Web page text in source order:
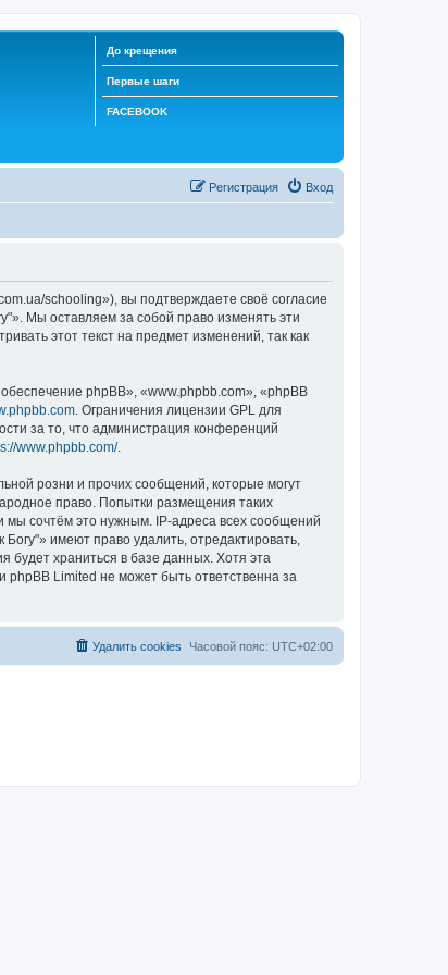
До крещения
Первые шаги
FACEBOOK
Вход
Регистрация
schooling»), вы подтверждаете своё согласие
Мы оставляем за собой право изменять эти
этот текст на предмет изменений, так как
phpBB», «www.phpbb.com», «phpBB
. Ограничения лицензии GPL для
за то, что администрация конференций
www.phpbb.com/.
розни и прочих сообщений, которые могут
право. Попытки размещения таких
мы сочтём это нужным. IP-адреса всех сообщений
имеют право удалить, отредактировать,
будет храниться в базе данных. Хотя эта
Limited не может быть ответственна за
Часовой пояс: UTC+02:00
Удалить cookies